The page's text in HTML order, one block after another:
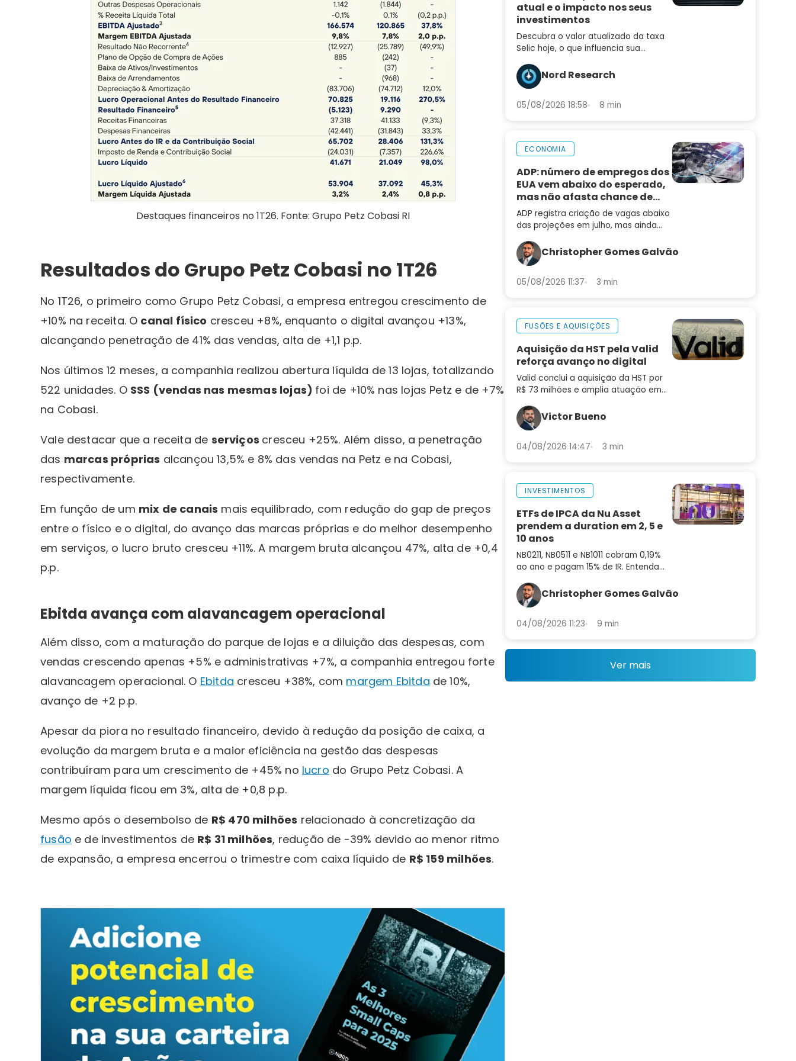
Destaques financeiros no 1T26. Fonte: Grupo Petz Cobasi RI
Resultados do Grupo Petz Cobasi no 1T26
No 1T26, o primeiro como Grupo Petz Cobasi, a empresa entregou crescimento de
+10% na receita. O canal físico cresceu +8%, enquanto o digital avançou +13%,
alcançando penetração de 41% das vendas, alta de +1,1 p.p.
Nos últimos 12 meses, a companhia realizou abertura líquida de 13 lojas, totalizando
522 unidades. O SSS (vendas nas mesmas lojas) foi de +10% nas lojas Petz e de +7%
na Cobasi.
Vale destacar que a receita de serviços cresceu +25%. Além disso, a penetração
das marcas próprias alcançou 13,5% e 8% das vendas na Petz e na Cobasi,
respectivamente.
Em função de um mix de canais mais equilibrado, com redução do gap de preços
entre o físico e o digital, do avanço das marcas próprias e do melhor desempenho
em serviços, o lucro bruto cresceu +11%. A margem bruta alcançou 47%, alta de +0,4
p.p.
Ebitda avança com alavancagem operacional
Além disso, com a maturação do parque de lojas e a diluição das despesas, com
vendas crescendo apenas +5% e administrativas +7%, a companhia entregou forte
alavancagem operacional. O Ebitda cresceu +38%, com margem Ebitda de 10%,
avanço de +2 p.p.
Apesar da piora no resultado financeiro, devido à redução da posição de caixa, a
evolução da margem bruta e a maior eficiência na gestão das despesas
contribuíram para um crescimento de +45% no lucro do Grupo Petz Cobasi. A
margem líquida ficou em 3%, alta de +0,8 p.p.
Mesmo após o desembolso de R$ 470 milhões relacionado à concretização da
fusão e de investimentos de R$ 31 milhões, redução de -39% devido ao menor ritmo
de expansão, a empresa encerrou o trimestre com caixa líquido de R$ 159 milhões.
atual e o impacto nos seus
investimentos
Descubra o valor atualizado da taxa
Selic hoje, o que influencia sua
investimentos, empréstimos e a
economia brasileira
Nord Research
05/08/2026 18:58 8 min
ECONOMIA
ADP: número de empregos dos
EUA vem abaixo do esperado,
mas não afasta chance de
alta de juros
ADP registra criação de vagas abaixo
das projeções em julho, mas ainda
de trabalho aquecido
Christopher Gomes Galvão
05/08/2026 11:37 3 min
FUSÕES E AQUISIÇÕES
Aquisição da HST pela Valid
reforça avanço no digital
Valid conclui a aquisição da HST por
R$ 73 milhões e amplia atuação em
prevenção a fraudes. Saiba o que
muda para a empresa
Victor Bueno
04/08/2026 14:47 3 min
INVESTIMENTOS
ETFs de IPCA da Nu Asset
prendem a duration em 2, 5 e
10 anos
NB0211, NB0511 e NB1011 cobram 0,19%
ao ano e pagam 15% de IR. Entenda
curva superam os ETFs de IMA-B
Christopher Gomes Galvão
04/08/2026 11:23 9 min
Ver mais